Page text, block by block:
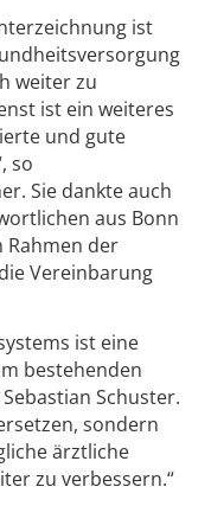
ist
weiter zu
ist ein weiteres
und gute
so
Sie dankte auch
aus Bonn
Rahmen der
Vereinbarung
ist eine
bestehenden
Schuster.
sondern
ärztliche
zu verbessern.“